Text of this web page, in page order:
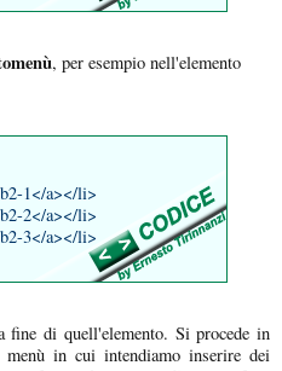
, per esempio nell'elemento
1</a></li>
2</a></li>
3</a></li>
fine di quell'elemento. Si procede in
in cui intendiamo inserire dei